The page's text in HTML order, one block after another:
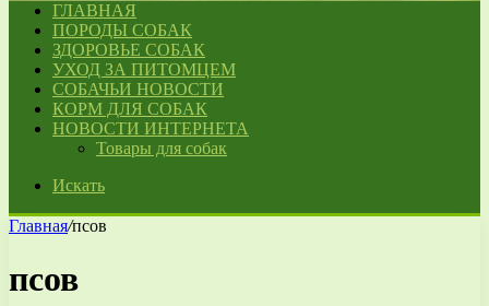
ГЛАВНАЯ
ПОРОДЫ СОБАК
ЗДОРОВЬЕ СОБАК
УХОД ЗА ПИТОМЦЕМ
СОБАЧЬИ НОВОСТИ
КОРМ ДЛЯ СОБАК
НОВОСТИ ИНТЕРНЕТА
Товары для собак
Искать
Главная/псов
псов